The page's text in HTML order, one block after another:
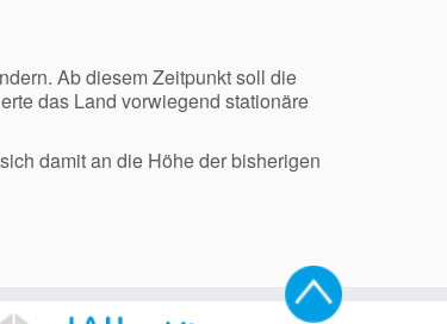
Ab diesem Zeitpunkt soll die
das Land vorwiegend stationäre
damit an die Höhe der bisherigen